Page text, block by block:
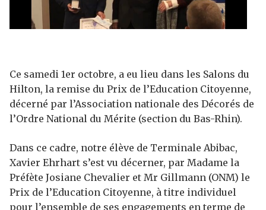
Ce samedi 1er octobre, a eu lieu dans les Salons du
Hilton, la remise du Prix de l’Education Citoyenne,
décerné par l’Association nationale des Décorés de
l’Ordre National du Mérite (section du Bas-Rhin).
Dans ce cadre, notre élève de Terminale Abibac,
Xavier Ehrhart s’est vu décerner, par Madame la
Préfète Josiane Chevalier et Mr Gillmann (ONM) le
Prix de l’Education Citoyenne, à titre individuel
pour l’ensemble de ses engagements en terme de